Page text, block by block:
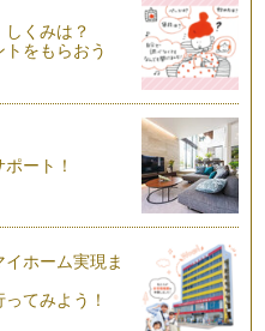
プリン…
写真アプリ４選☆
するアプリを紹介します。
で時短整理
インでも、イベントや旅行先
ようにするには？
ていますか？ 見返していま
くみは？
をもらおう
ート！
ホーム実現ま
てみよう！